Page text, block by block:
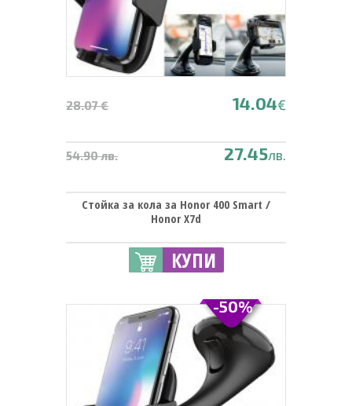
28.07 € 14.04€
54.90 лв. 27.45лв.
Стойка за кола за Honor 400 Smart /
Honor X7d
КУПИ
-50%